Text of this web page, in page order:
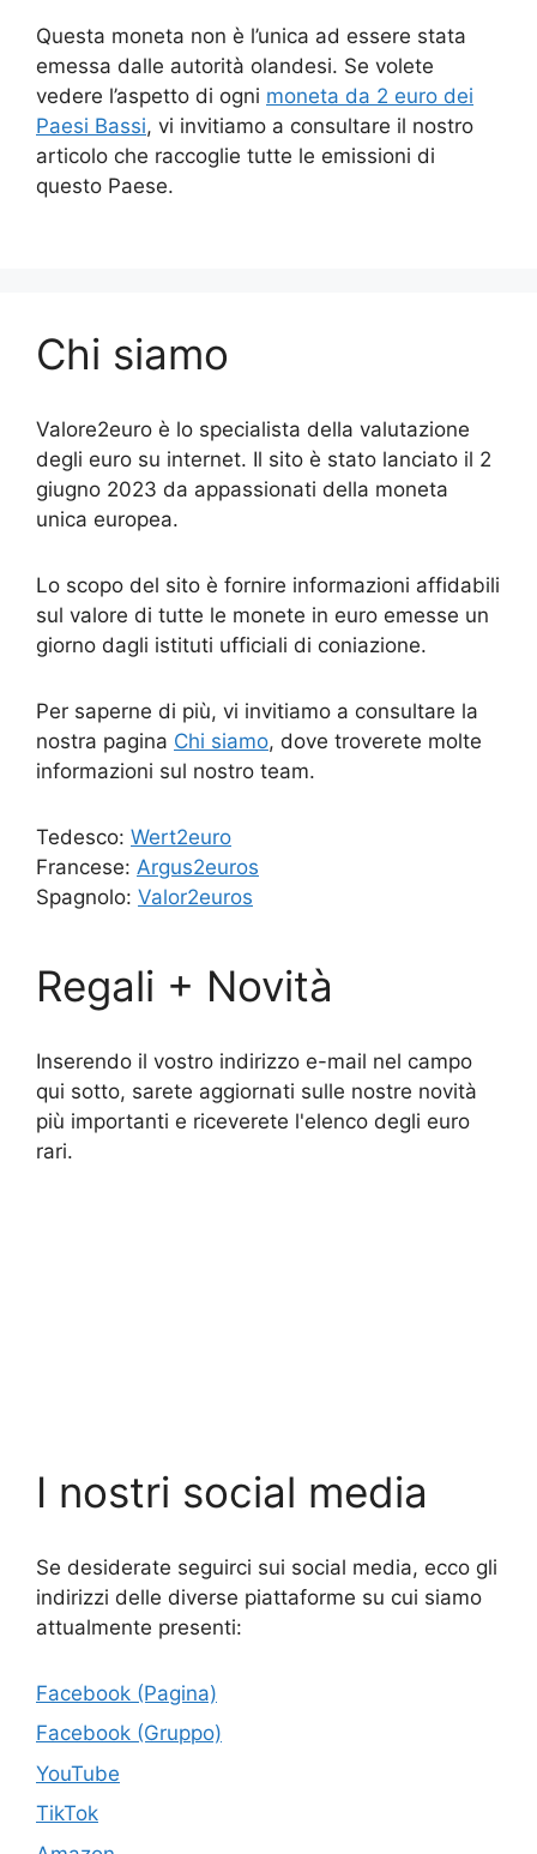
Questa moneta non è l’unica ad essere stata
emessa dalle autorità olandesi. Se volete
vedere l’aspetto di ogni moneta da 2 euro dei
Paesi Bassi, vi invitiamo a consultare il nostro
articolo che raccoglie tutte le emissioni di
questo Paese.
Chi siamo
Valore2euro è lo specialista della valutazione
degli euro su internet. Il sito è stato lanciato il 2
giugno 2023 da appassionati della moneta
unica europea.
Lo scopo del sito è fornire informazioni affidabili
sul valore di tutte le monete in euro emesse un
giorno dagli istituti ufficiali di coniazione.
Per saperne di più, vi invitiamo a consultare la
nostra pagina Chi siamo, dove troverete molte
informazioni sul nostro team.
Tedesco: Wert2euro
Francese: Argus2euros
Spagnolo: Valor2euros
Regali + Novità
Inserendo il vostro indirizzo e-mail nel campo
qui sotto, sarete aggiornati sulle nostre novità
più importanti e riceverete l'elenco degli euro
rari.
I nostri social media
Se desiderate seguirci sui social media, ecco gli
indirizzi delle diverse piattaforme su cui siamo
attualmente presenti:
Facebook (Pagina)
Facebook (Gruppo)
YouTube
TikTok